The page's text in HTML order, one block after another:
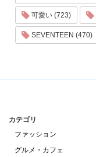
可愛い (723)
SEVENTEEN (470)
カテゴリ
ファッション
グルメ・カフェ